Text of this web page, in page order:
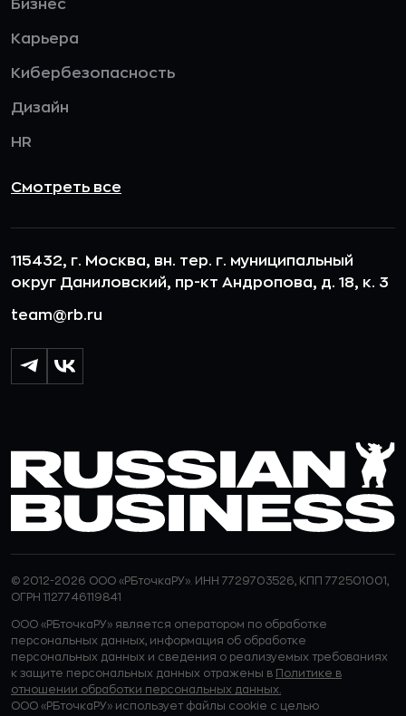
Бизнес
Карьера
Кибербезопасность
Дизайн
HR
Смотреть все
115432, г. Москва, вн. тер. г. муниципальный
округ Даниловский, пр-кт Андропова, д. 18, к. 3
team@rb.ru
© 2012-2026 ООО «РБточкаРУ». ИНН 7729703526, КПП 772501001,
ОГРН 1127746119841
ООО «РБточкаРУ» является оператором по обработке
персональных данных, информация об обработке
персональных данных и сведения о реализуемых требованиях
к защите персональных данных отражены в Политике в
отношении обработки персональных данных.
ООО «РБточкаРУ» использует файлы cookie с целью